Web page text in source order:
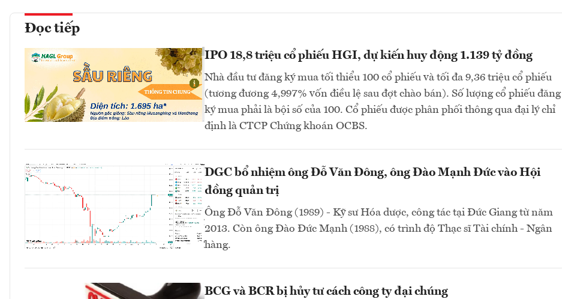
Đọc tiếp
IPO 18,8 triệu cổ phiếu HGI, dự kiến huy động 1.139 tỷ đồng
Nhà đầu tư đăng ký mua tối thiểu 100 cổ phiếu và tối đa 9,36 triệu cổ phiếu
(tương đương 4,997% vốn điều lệ sau đợt chào bán). Số lượng cổ phiếu đăng
ký mua phải là bội số của 100. Cổ phiếu được phân phối thông qua đại lý chỉ
định là CTCP Chứng khoán OCBS.
DGC bổ nhiệm ông Đỗ Văn Đông, ông Đào Mạnh Đức vào Hội
đồng quản trị
Ông Đỗ Văn Đông (1989) - Kỹ sư Hóa dược, công tác tại Đức Giang từ năm
2013. Còn ông Đào Đức Mạnh (1988), có trình độ Thạc sĩ Tài chính - Ngân
hàng.
BCG và BCR bị hủy tư cách công ty đại chúng